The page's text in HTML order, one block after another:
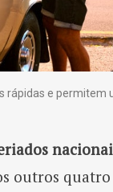
rápidas e permitem
outros